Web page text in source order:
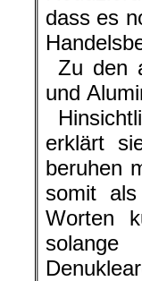
dass es
Zu den
und
erklärt
beruhen
somit
Worten